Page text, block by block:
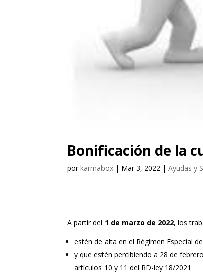
Bonificación de la
porkarmabox | Mar 3, 2022 |Ayudas y
A partir del 1 de marzo de 2022, los
estén de alta en el Régimen Especial
y que estén percibiendo a 28 de
artículos 10 y 11 del RD-ley 18/2021